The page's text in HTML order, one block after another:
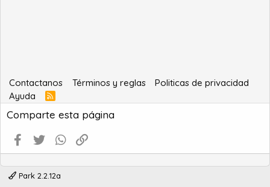
Contactanos Términos y reglas
Politicas de privacidad
Ayuda
R
S
S
Comparte esta página
Facebook
Twitter WhatsApp
Park 2.2.12a